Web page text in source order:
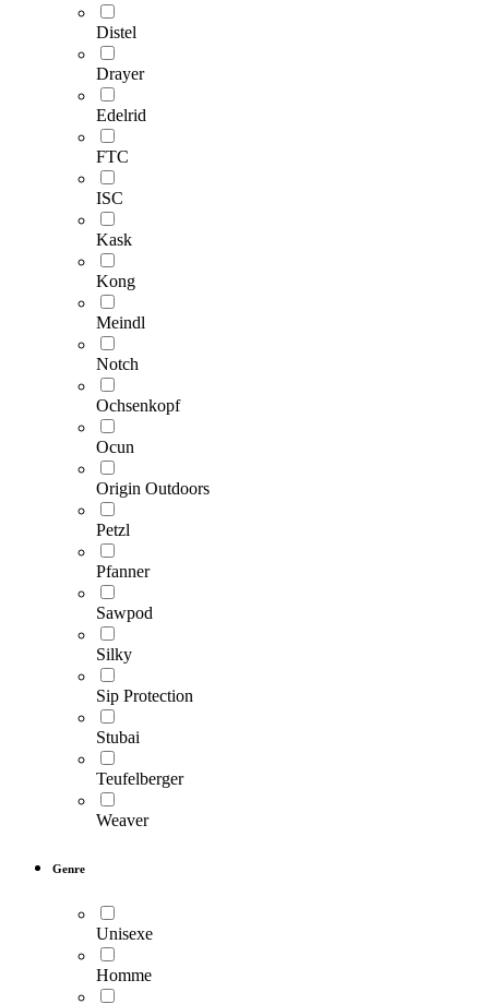
Distel
Drayer
Edelrid
FTC
ISC
Kask
Kong
Meindl
Notch
Ochsenkopf
Ocun
Origin Outdoors
Petzl
Pfanner
Sawpod
Silky
Sip Protection
Stubai
Teufelberger
Weaver
Genre
Unisexe
Homme